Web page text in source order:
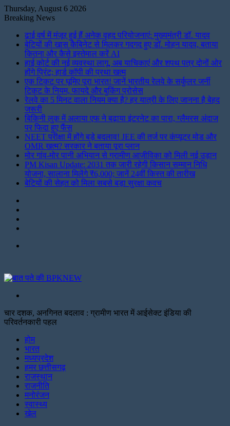
Thursday, August 6 2026
Breaking News
ढाई वर्ष में मंजूर हुई हैं अनेक वृहद परियोजनाएं: मुख्यमंत्री डॉ. यादव
बेटियों की खास कैबिनेट से मिलकर गदगद हुए डॉ. मोहन यादव, बताया
कितना और कैसे इस्तेमाल करें AI
हाई कोर्ट की नई व्यवस्था लागू, अब याचिकाएं और शपथ पत्र दोनों ओर
होंगे प्रिंट; हार्ड कॉपी की प्रथा खत्म
एक टिकट पर घूमिए पूरा भारत! जानें भारतीय रेलवे के सर्कुलर जर्नी
टिकट के नियम, फायदे और बुकिंग प्रोसेस
रेलवे का 5 मिनट वाला नियम क्या है? हर यात्री के लिए जानना है बेहद
जरूरी
बिकिनी लुक में अलाया एफ ने बढ़ाया इंटरनेट का पारा, ग्लैमरस अंदाज
पर फिदा हुए फैंस
NEET परीक्षा में होंगे बड़े बदलाव! JEE की तर्ज पर कंप्यूटर मोड और
OMR खत्म? सरकार ने बताया पूरा प्लान
मोर गांव-मोर पानी अभियान से ग्रामीण आजीविका को मिली नई उड़ान
PM Kisan Update: 2031 तक जारी रहेगी किसान सम्मान निधि
योजना, सालाना मिलेंगे ₹6,000; जानें 24वीं किस्त की तारीख
बेटियों की सेहत को मिला सबसे बड़ा सुरक्षा कवच
चार दशक, अनगिनत बदलाव : ग्रामीण भारत में आईसेक्ट इंडिया की
परिवर्तनकारी पहल
होम
भारत
मध्यप्रदेश
हमर छत्तीसगढ़
राजस्थान
राजनीति
मनोरंजन
स्वास्थ्य
खेल